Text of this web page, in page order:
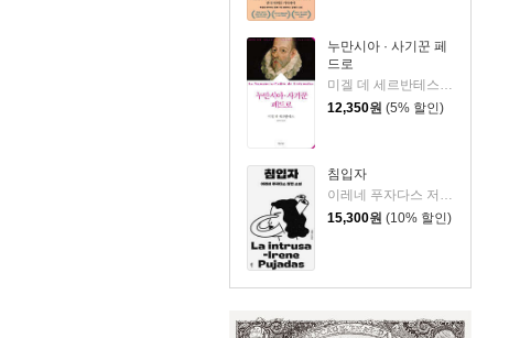
누만시아 · 사기꾼 페
드로
미겔 데 세르반테스 저/김선욱 역
12,350원 (5% 할인)
침입자
이레네 푸자다스 저/류영지 역
15,300원 (10% 할인)